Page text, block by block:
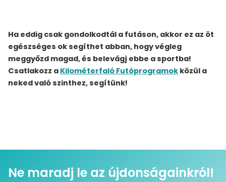
Ha eddig csak gondolkodtál a futáson, akkor ez az öt
egészséges ok segíthet abban, hogy végleg
meggyőzd magad, és belevágj ebbe a sportba!
Csatlakozz a Kilométerfaló Futóprogramok közül a
neked való szinthez, segítünk!
Ne maradj le az újdonságainkról!